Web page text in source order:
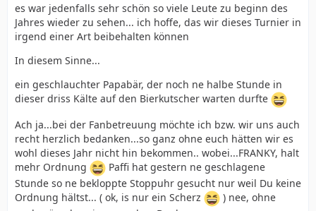
es war jedenfalls sehr schön so viele Leute zu beginn des
Jahres wieder zu sehen... ich hoffe, das wir dieses Turnier in
irgend einer Art beibehalten können
In diesem Sinne...
ein geschlauchter Papabär, der noch ne halbe Stunde in
dieser driss Kälte auf den Bierkutscher warten durfte
Ach ja...bei der Fanbetreuung möchte ich bzw. wir uns auch
recht herzlich bedanken...so ganz ohne euch hätten wir es
wohl dieses Jahr nicht hin bekommen.. wobei...FRANKY, halt
mehr Ordnung
Paffi hat gestern ne geschlagene
Stunde so ne bekloppte Stoppuhr gesucht nur weil Du keine
Ordnung hältst... ( ok, is nur ein Scherz
) nee, ohne